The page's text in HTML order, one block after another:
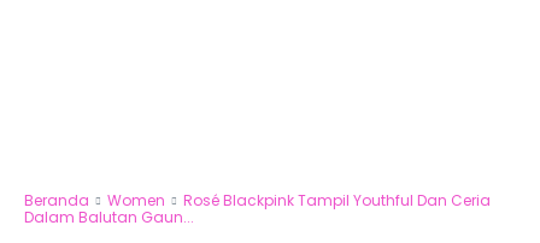
Beranda Women
Rosé Blackpink Tampil Youthful Dan Ceria
Dalam Balutan Gaun...